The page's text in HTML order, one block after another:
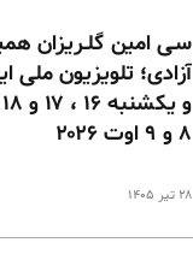
سـی امین گلـریزان
آزادی؛ تلویزیون ملی
۸ و ۹ اوت ۲۰۲۶
۲۸ تیر ۱۴۰۵